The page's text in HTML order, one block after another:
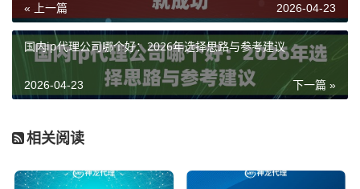
« 上一篇 2026-04-23
国内ip代理公司哪个好：2026年选择思路与参考建议
下一篇 »
2026-04-23
相关阅读